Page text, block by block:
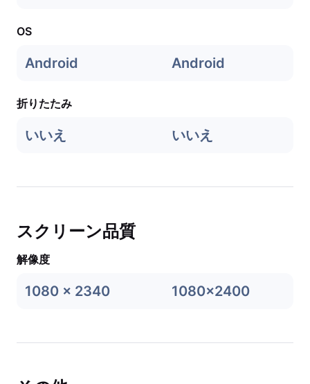
OS
Android Android
折りたたみ
いいえ いいえ
スクリーン品質
解像度
1080 x 2340 1080x2400